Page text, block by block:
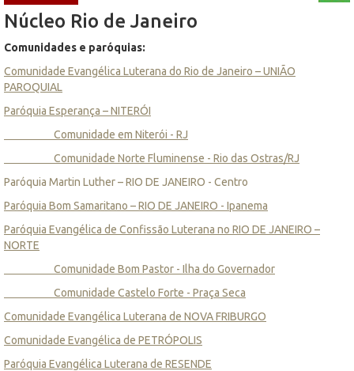
Núcleo Rio de Janeiro
Comunidades e paróquias:
Comunidade Evangélica Luterana do Rio de Janeiro – UNIÃO
PAROQUIAL
Paróquia Esperança – NITERÓI
Comunidade em Niterói - RJ
Comunidade Norte Fluminense - Rio das Ostras/RJ
Paróquia Martin Luther – RIO DE JANEIRO - Centro
Paróquia Bom Samaritano – RIO DE JANEIRO - Ipanema
Paróquia Evangélica de Confissão Luterana no RIO DE JANEIRO –
NORTE
Comunidade Bom Pastor - Ilha do Governador
Comunidade Castelo Forte - Praça Seca
Comunidade Evangélica Luterana de NOVA FRIBURGO
Comunidade Evangélica de PETRÓPOLIS
Paróquia Evangélica Luterana de RESENDE